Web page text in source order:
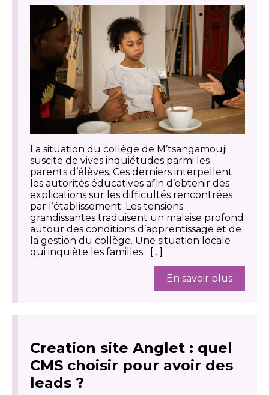
La situation du collège de M’tsangamouji
suscite de vives inquiétudes parmi les
parents d’élèves. Ces derniers interpellent
les autorités éducatives afin d’obtenir des
explications sur les difficultés rencontrées
par l’établissement. Les tensions
grandissantes traduisent un malaise profond
autour des conditions d’apprentissage et de
la gestion du collège. Une situation locale
qui inquiète les familles […]
En savoir plus
Creation site Anglet : quel
CMS choisir pour avoir des
leads ?